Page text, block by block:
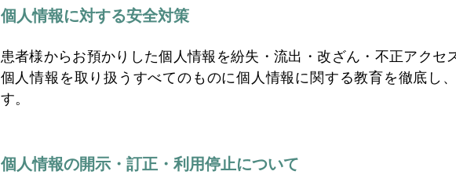
個人情報に対する安全対策
患者様からお預かりした個人情報を紛失・流出・改ざん・不正アクセ
個人情報を取り扱うすべてのものに個人情報に関する教育を徹底し
す。
個人情報の開示・訂正・利用停止について